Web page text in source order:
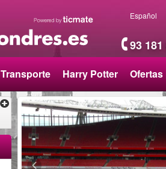
93
Español
Transporte Harry Potter Ofertas